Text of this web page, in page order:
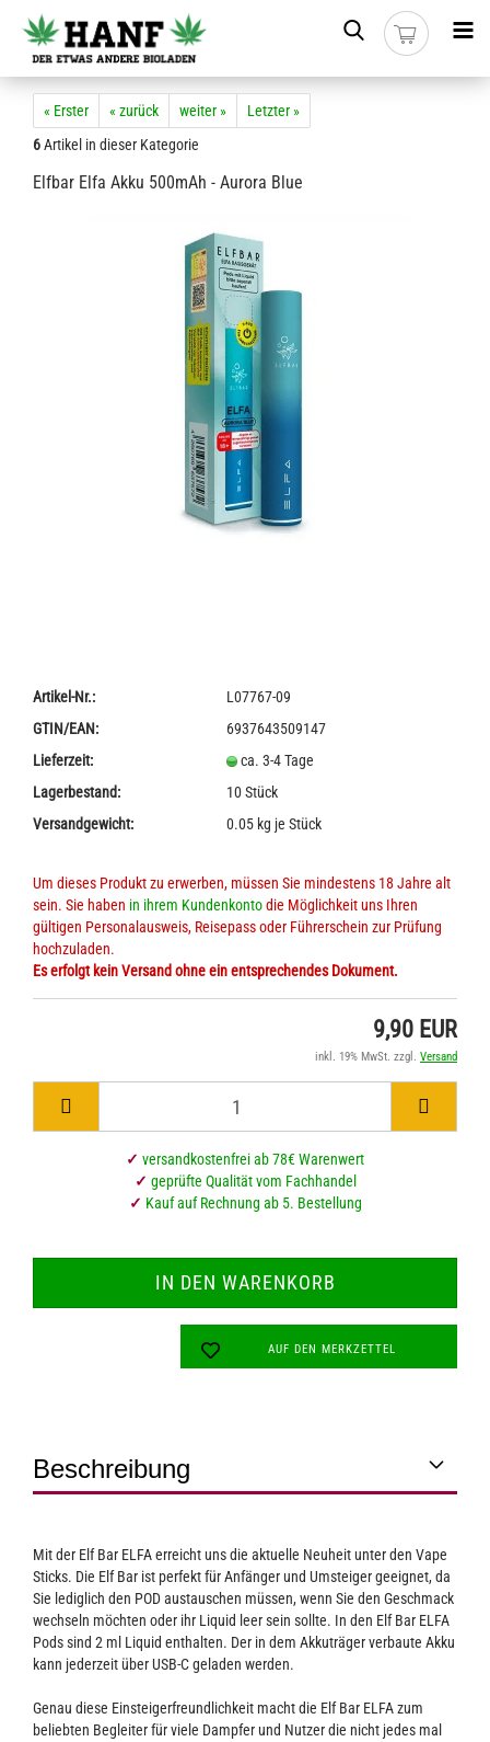
« Erster « zurück weiter »
Letzter »
6Artikel in dieser Kategorie
Elfbar Elfa Akku 500mAh - Aurora Blue
Artikel-Nr.:
L07767-09
GTIN/EAN:
6937643509147
Lieferzeit:
ca. 3-4 Tage
Lagerbestand:
10Stück
Versandgewicht:
0.05kg je Stück
Um dieses Produkt zu erwerben, müssen Sie mindestens 18 Jahre alt
sein. Sie haben in ihrem Kundenkontodie Möglichkeit uns Ihren
gültigen Personalausweis, Reisepass oder Führerschein zur Prüfung
hochzuladen.
Es erfolgt kein Versand ohne ein entsprechendes Dokument.
9,90 EUR
inkl. 19% MwSt. zzgl. Versand
✓ versandkostenfrei ab 78€ Warenwert
✓ geprüfte Qualität vom Fachhandel
✓ Kauf auf Rechnung ab 5. Bestellung
AUF DEN MERKZETTEL
Beschreibung
Mit der Elf Bar ELFA erreicht uns die aktuelle Neuheit unter den Vape
Sticks. Die Elf Bar ist perfekt für Anfänger und Umsteiger geeignet, da
Sie lediglich den POD austauschen müssen, wenn Sie den Geschmack
wechseln möchten oder ihr Liquid leer sein sollte. In den Elf Bar ELFA
Pods sind 2 ml Liquid enthalten. Der in dem Akkuträger verbaute Akku
kann jederzeit über USB-C geladen werden.
Genau diese Einsteigerfreundlichkeit macht die Elf Bar ELFA zum
beliebten Begleiter für viele Dampfer und Nutzer die nicht jedes mal